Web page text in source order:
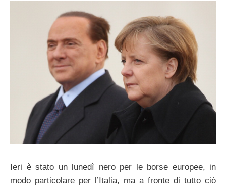
Ieri è stato un lunedì nero per le borse europee, in
modo particolare per l’Italia, ma a fronte di tutto ciò